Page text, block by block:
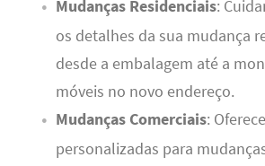
Mudanças Residenciais:
os detalhes da sua mudança
desde a embalagem até a
móveis no novo endereço.
Mudanças Comerciais:
personalizadas para